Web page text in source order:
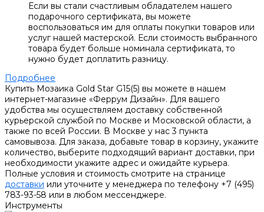
Если вы стали счастливым обладателем нашего
подарочного сертификата, вы можете
воспользоваться им для оплаты покупки товаров или
услуг нашей мастерской. Если стоимость выбранного
товара будет больше номинала сертификата, то
нужно будет доплатить разницу.
Подробнее
Купить Мозаика Gold Star G15(5) вы можете в нашем
интернет-магазине «Феррум Дизайн». Для вашего
удобства мы осуществляем доставку собственной
курьерской службой по Москве и Московской области, а
также по всей России. В Москве у нас 3 пункта
самовывоза. Для заказа, добавьте товар в корзину, укажите
количество, выберите подходящий вариант доставки, при
необходимости укажите адрес и ожидайте курьера.
Полные условия и стоимость смотрите на странице
доставки или уточните у менеджера по телефону +7 (495)
783-93-58 или в любом мессенджере.
Инструменты